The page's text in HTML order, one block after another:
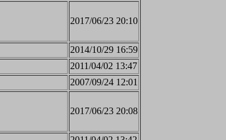
2017/06/23 20:10
2014/10/29 16:59
2011/04/02 13:47
2007/09/24 12:01
2017/06/23 20:08